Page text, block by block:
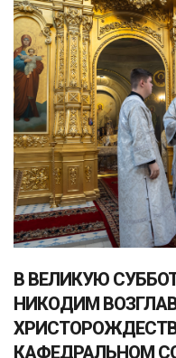
В ВЕЛИКУЮ
НИКОДИМ
КАФЕДРАЛЬНОМ